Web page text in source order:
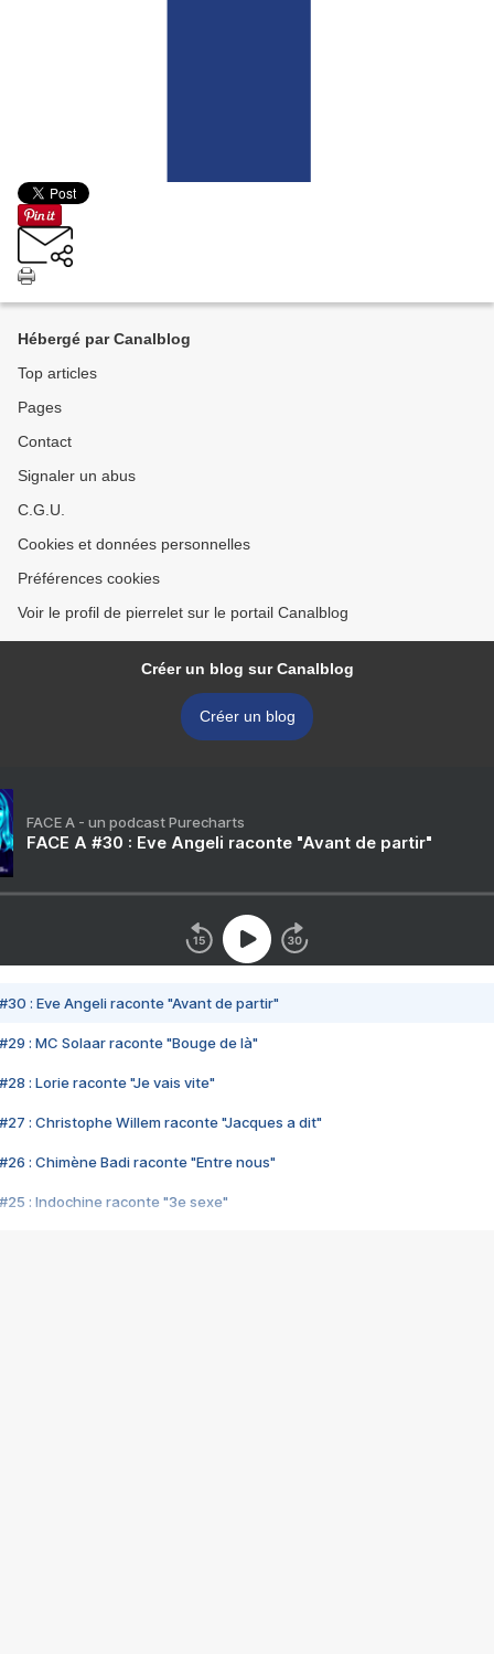
Hébergé par Canalblog
Top articles
Pages
Contact
Signaler un abus
C.G.U.
Cookies et données personnelles
Préférences cookies
Voir le profil de pierrelet sur le portail Canalblog
Créer un blog sur Canalblog
Créer un blog
FACE A - un podcast Purecharts
FACE A #30 : Eve Angeli raconte "Avant de partir"
#30 : Eve Angeli raconte "Avant de partir"
#29 : MC Solaar raconte "Bouge de là"
#28 : Lorie raconte "Je vais vite"
#27 : Christophe Willem raconte "Jacques a dit"
#26 : Chimène Badi raconte "Entre nous"
#25 : Indochine raconte "3e sexe"